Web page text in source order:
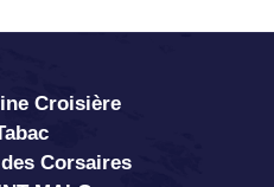
Croisière
Corsaires